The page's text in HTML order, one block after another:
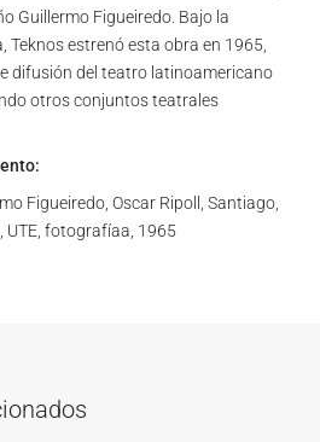
Guillermo Figueiredo. Bajo la
Teknos estrenó esta obra en 1965,
difusión del teatro latinoamericano
otros conjuntos teatrales
Figueiredo, Oscar Ripoll, Santiago,
UTE, fotografíaa, 1965